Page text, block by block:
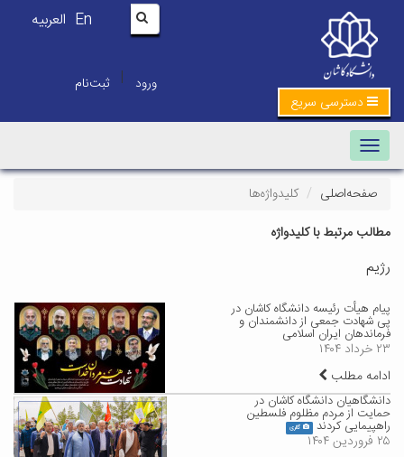
En العربیه
ورود | ثبت‌نام
دسترسی سریع
Toggle navigation
صفحه‌اصلی
کلیدواژه‌ها
مطالب مرتبط با کلیدواژه
رژیم
پیام هیأت رئیسه دانشگاه کاشان در
پی شهادت جمعی از دانشمندان و
فرماندهان ایران اسلامی
۲۳ خرداد ۱۴۰۴
ادامه مطلب
دانشگاهیان دانشگاه کاشان در
حمایت از مردم مظلوم فلسطین
راهپیمایی کردند گالری
۲۵ فروردین ۱۴۰۴